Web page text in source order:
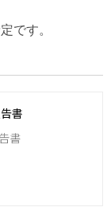
です。
書
書